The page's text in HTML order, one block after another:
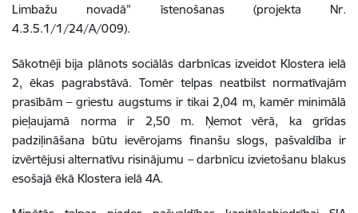
Limbažu novadā” īstenošanas (projekta Nr.
4.3.5.1/1/24/A/009).
Sākotnēji bija plānots sociālās darbnīcas izveidot Klostera ielā
2, ēkas pagrabstāvā. Tomēr telpas neatbilst normatīvajām
prasībām – griestu augstums ir tikai 2,04 m, kamēr minimālā
pieļaujamā norma ir 2,50 m. Ņemot vērā, ka grīdas
padziļināšana būtu ievērojams finanšu slogs, pašvaldība ir
izvērtējusi alternatīvu risinājumu – darbnīcu izvietošanu blakus
esošajā ēkā Klostera ielā 4A.